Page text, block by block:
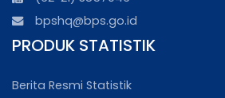
bpshq@bps.go.id
PRODUK STATISTIK
Berita Resmi Statistik